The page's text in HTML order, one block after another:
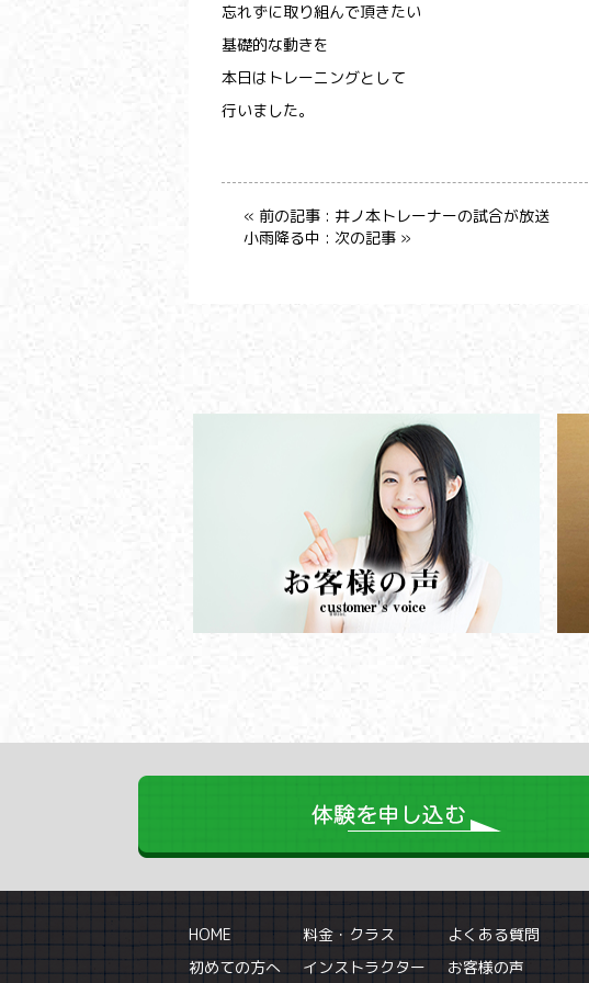
忘れずに取り組んで頂きたい
基礎的な動きを
本日はトレーニングとして
行いました。
« 前の記事 : 井ノ本トレーナーの試合が放送
小雨降る中 : 次の記事 »
HOME 料金・クラス
よくある質問
初めての方へ
インストラクター お客様の声